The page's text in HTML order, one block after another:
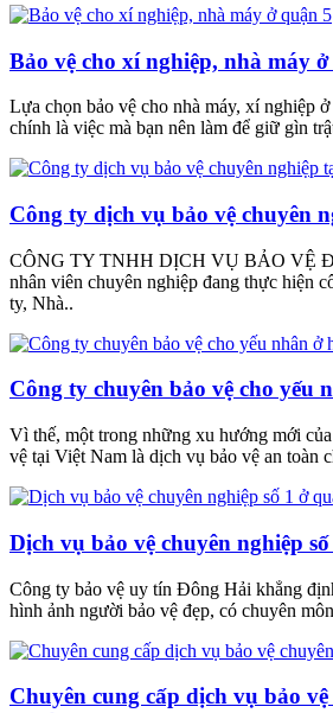
Bảo vệ cho xí nghiệp, nhà máy
Lựa chọn bảo vệ cho nhà máy, xí nghiệp
chính là việc mà bạn nên làm để giữ gìn
Công ty dịch vụ bảo vệ chuyên
CÔNG TY TNHH DỊCH VỤ BẢO VỆ
nhân viên chuyên nghiệp đang thực hiện
ty, Nhà..
Công ty chuyên bảo vệ cho yếu
Vì thế, một trong những xu hướng mới
vệ tại Việt Nam là dịch vụ bảo vệ an toàn
Dịch vụ bảo vệ chuyên nghiệp
Công ty bảo vệ uy tín Đông Hải khẳng
hình ảnh người bảo vệ đẹp, có chuyên
Chuyên cung cấp dịch vụ bảo